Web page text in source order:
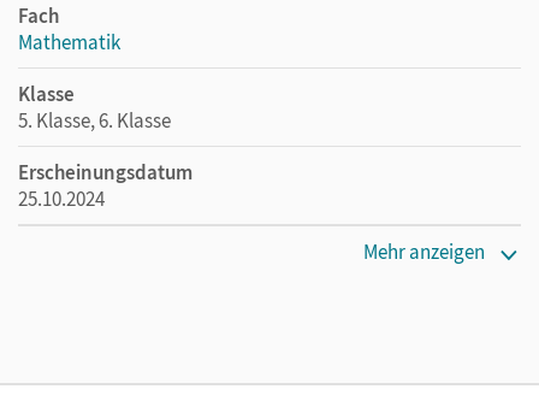
Fach
Mathematik
Klasse
5. Klasse, 6. Klasse
Erscheinungsdatum
25.10.2024
Mehr anzeigen